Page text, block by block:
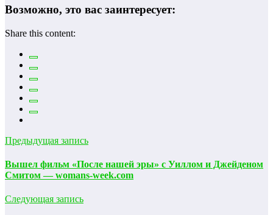
Возможно, это вас заинтересует:
Share this content:
Предыдущая запись
Вышел фильм «После нашей эры» с Уиллом и Джейденом
Смитом — womans-week.com
Следующая запись